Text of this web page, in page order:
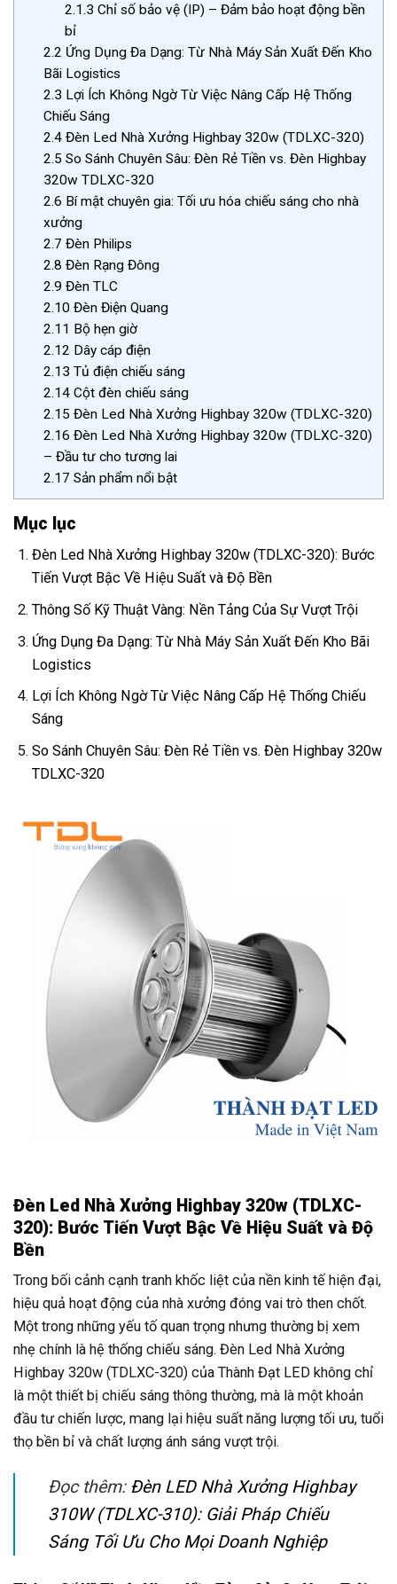
2.1.3 Chỉ số bảo vệ (IP) – Đảm bảo hoạt động bền
bỉ
2.2 Ứng Dụng Đa Dạng: Từ Nhà Máy Sản Xuất Đến Kho
Bãi Logistics
2.3 Lợi Ích Không Ngờ Từ Việc Nâng Cấp Hệ Thống
Chiếu Sáng
2.4 Đèn Led Nhà Xưởng Highbay 320w (TDLXC-320)
2.5 So Sánh Chuyên Sâu: Đèn Rẻ Tiền vs. Đèn Highbay
320w TDLXC-320
2.6 Bí mật chuyên gia: Tối ưu hóa chiếu sáng cho nhà
xưởng
2.7 Đèn Philips
2.8 Đèn Rạng Đông
2.9 Đèn TLC
2.10 Đèn Điện Quang
2.11 Bộ hẹn giờ
2.12 Dây cáp điện
2.13 Tủ điện chiếu sáng
2.14 Cột đèn chiếu sáng
2.15 Đèn Led Nhà Xưởng Highbay 320w (TDLXC-320)
2.16 Đèn Led Nhà Xưởng Highbay 320w (TDLXC-320)
– Đầu tư cho tương lai
2.17 Sản phẩm nổi bật
Mục lục
Đèn Led Nhà Xưởng Highbay 320w (TDLXC-320): Bước
Tiến Vượt Bậc Về Hiệu Suất và Độ Bền
Thông Số Kỹ Thuật Vàng: Nền Tảng Của Sự Vượt Trội
Ứng Dụng Đa Dạng: Từ Nhà Máy Sản Xuất Đến Kho Bãi
Logistics
Lợi Ích Không Ngờ Từ Việc Nâng Cấp Hệ Thống Chiếu
Sáng
So Sánh Chuyên Sâu: Đèn Rẻ Tiền vs. Đèn Highbay 320w
TDLXC-320
Đèn Led Nhà Xưởng Highbay 320w (TDLXC-
320): Bước Tiến Vượt Bậc Về Hiệu Suất và Độ
Bền
Trong bối cảnh cạnh tranh khốc liệt của nền kinh tế hiện đại,
hiệu quả hoạt động của nhà xưởng đóng vai trò then chốt.
Một trong những yếu tố quan trọng nhưng thường bị xem
nhẹ chính là hệ thống chiếu sáng. Đèn Led Nhà Xưởng
Highbay 320w (TDLXC-320) của Thành Đạt LED không chỉ
là một thiết bị chiếu sáng thông thường, mà là một khoản
đầu tư chiến lược, mang lại hiệu suất năng lượng tối ưu, tuổi
thọ bền bỉ và chất lượng ánh sáng vượt trội.
Đọc thêm: Đèn LED Nhà Xưởng Highbay
310W (TDLXC-310): Giải Pháp Chiếu
Sáng Tối Ưu Cho Mọi Doanh Nghiệp